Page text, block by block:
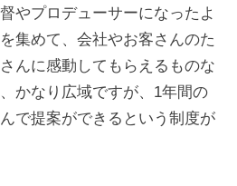
やプロデューサーになったよ
集めて、会社やお客さんのた
んに感動してもらえるものな
かなり広域ですが、1年間の
で提案ができるという制度が